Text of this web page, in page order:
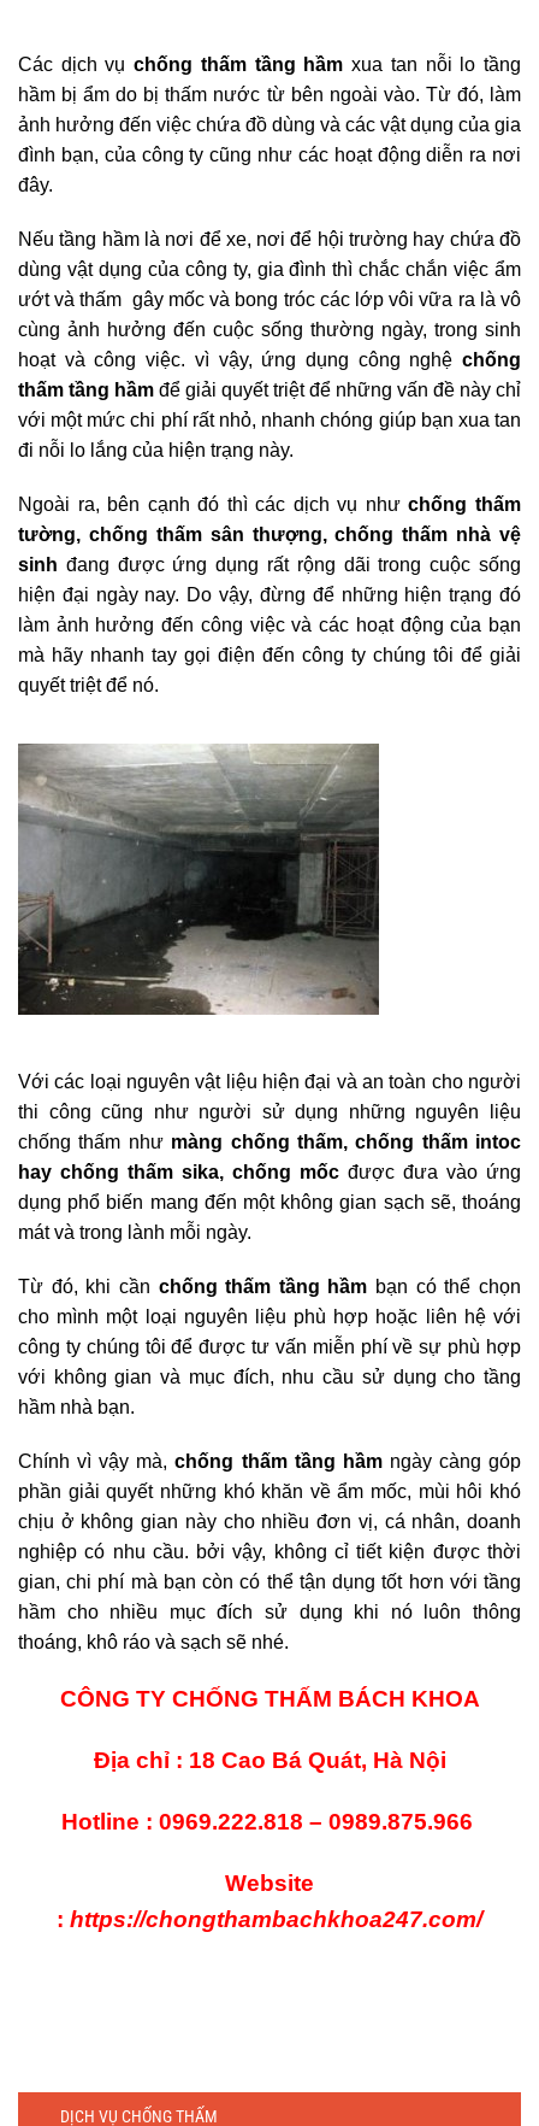
Các dịch vụchống thấm tầng hầm xua tan nỗi lo tầng
hầm bị ẩm do bị thấm nước từ bên ngoài vào. Từ đó, làm
ảnh hưởng đến việc chứa đồ dùng và các vật dụng của gia
đình bạn, của công ty cũng như các hoạt động diễn ra nơi
đây.
Nếu tầng hầm là nơi để xe, nơi để hội trường hay chứa đồ
dùng vật dụng của công ty, gia đình thì chắc chắn việc ẩm
ướt và thấm gây mốc và bong tróc các lớp vôi vữa ra là vô
cùng ảnh hưởng đến cuộc sống thường ngày, trong sinh
hoạt và công việc. vì vậy, ứng dụng công nghệ chống
thấm tầng hầm để giải quyết triệt để những vấn đề này chỉ
với một mức chi phí rất nhỏ, nhanh chóng giúp bạn xua tan
đi nỗi lo lắng của hiện trạng này.
Ngoài ra, bên cạnh đó thì các dịch vụ nhưchống thấm
tường, chống thấm sân thượng, chống thấm nhà vệ
sinh đang được ứng dụng rất rộng dãi trong cuộc sống
hiện đại ngày nay. Do vậy, đừng để những hiện trạng đó
làm ảnh hưởng đến công việc và các hoạt động của bạn
mà hãy nhanh tay gọi điện đến công ty chúng tôi để giải
quyết triệt để nó.
Với các loại nguyên vật liệu hiện đại và an toàn cho người
thi công cũng như người sử dụng những nguyên liệu
chống thấm như màng chống thấm, chống thấm intoc
hay chống thấm sika, chống mốc được đưa vào ứng
dụng phổ biến mang đến một không gian sạch sẽ, thoáng
mát và trong lành mỗi ngày.
Từ đó, khi cần chống thấm tầng hầm bạn có thể chọn
cho mình một loại nguyên liệu phù hợp hoặc liên hệ với
công ty chúng tôi để được tư vấn miễn phí về sự phù hợp
với không gian và mục đích, nhu cầu sử dụng cho tầng
hầm nhà bạn.
Chính vì vậy mà,chống thấm tầng hầmngày càng góp
phần giải quyết những khó khăn về ẩm mốc, mùi hôi khó
chịu ở không gian này cho nhiều đơn vị, cá nhân, doanh
nghiệp có nhu cầu. bởi vậy, không cỉ tiết kiện được thời
gian, chi phí mà bạn còn có thể tận dụng tốt hơn với tầng
hầm cho nhiều mục đích sử dụng khi nó luôn thông
thoáng, khô ráo và sạch sẽ nhé.
CÔNG TY CHỐNG THẤM BÁCH KHOA
Địa chỉ : 18 Cao Bá Quát, Hà Nội
Hotline : 0969.222.818 – 0989.875.966
Website
: https://chongthambachkhoa247.com/
DỊCH VỤ CHỐNG THẤM